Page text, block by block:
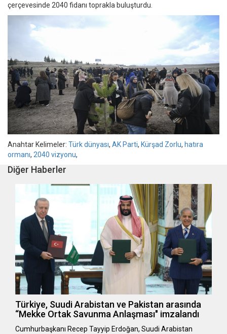
çerçevesinde 2040 fidanı toprakla buluşturdu.
Anahtar Kelimeler: Türk dünyası, AK Parti, Kürşad Zorlu, hatıra
ormanı, 2040 vizyonu,
Diğer Haberler
Türkiye, Suudi Arabistan ve Pakistan arasında
“Mekke Ortak Savunma Anlaşması" imzalandı
Cumhurbaşkanı Recep Tayyip Erdoğan, Suudi Arabistan